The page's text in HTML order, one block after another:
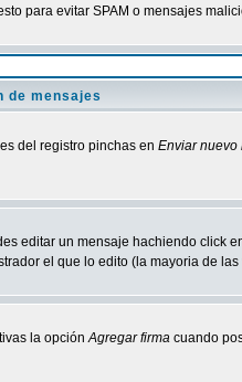
para evitar SPAM o mensajes
de mensajes
del registro pinchas en Enviar nuevo
editar un mensaje hachiendo click
el que lo edito (la mayoria de
la opciónAgregar firma cuando